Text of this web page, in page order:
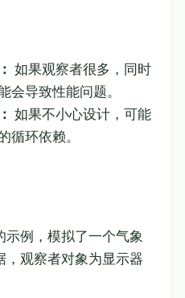
如果观察者很多，同时
会导致性能问题。
如果不小心设计，可能
循环依赖。
例，模拟了一个气象
观察者对象为显示器